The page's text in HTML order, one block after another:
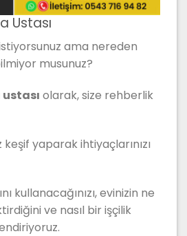
Ustası
ama nereden
musunuz?
olarak, size rehberlik
yaparak ihtiyaçlarınızı
kullanacağınızı, evinizin ne
ve nasıl bir işçilik